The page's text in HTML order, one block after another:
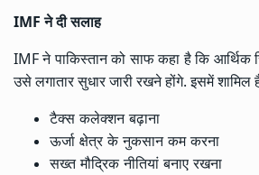
IMF ने दी सलाह
IMF ने पाकिस्तान को साफ कहा है कि आर्थिक
उसे लगातार सुधार जारी रखने होंगे. इसमें शामिल
टैक्स कलेक्शन बढ़ाना
ऊर्जा क्षेत्र के नुकसान कम करना
सख्त मौद्रिक नीतियां बनाए रखना